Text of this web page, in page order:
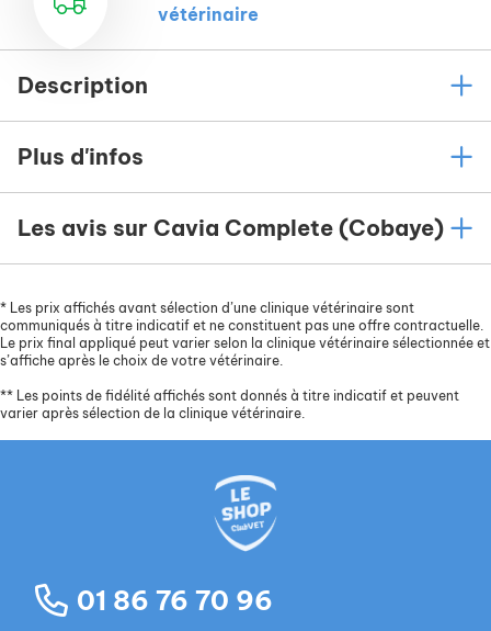
vétérinaire
Description
Plus d'infos
Les avis sur Cavia Complete (Cobaye)
* Les prix affichés avant sélection d’une clinique vétérinaire sont
communiqués à titre indicatif et ne constituent pas une offre contractuelle.
Le prix final appliqué peut varier selon la clinique vétérinaire sélectionnée et
s’affiche après le choix de votre vétérinaire.
** Les points de fidélité affichés sont donnés à titre indicatif et peuvent
varier après sélection de la clinique vétérinaire.
01 86 76 70 96